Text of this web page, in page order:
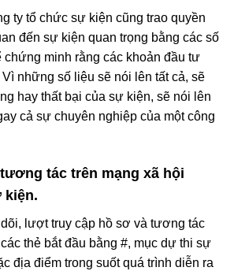
ty tổ chức sự kiện cũng trao quyền
đến sự kiện quan trọng bằng các số
chứng minh rằng các khoản đầu tư
những số liệu sẽ nói lên tất cả, sẽ
hay thất bại của sự kiện, sẽ nói lên
cả sự chuyên nghiệp của một công
tác trên mạng xã hội
kiện.
lượt truy cập hồ sơ và tương tác
thẻ bắt đầu bằng #, mục dự thi sự
địa điểm trong suốt quá trình diễn ra